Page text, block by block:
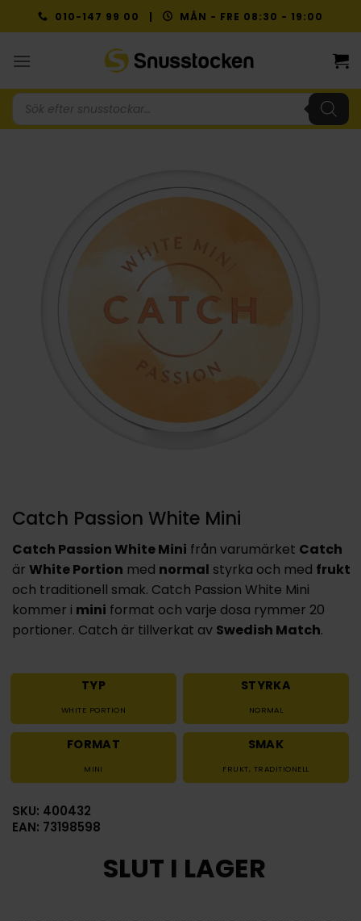
to
010-147 99 00 | MÅN - FRE 08:30 - 19:00
Produktsökning
Catch Passion White Mini
Catch Passion White Mini från varumärket Catch
är White Portion med normal styrka och med frukt
och traditionell smak. Catch Passion White Mini
kommer i mini format och varje dosa rymmer 20
portioner. Catch är tillverkat av Swedish Match.
TYP
WHITE PORTION
STYRKA
NORMAL
FORMAT
MINI
SMAK
FRUKT, TRADITIONELL
SKU: 400432
EAN: 73198598
SLUT I LAGER